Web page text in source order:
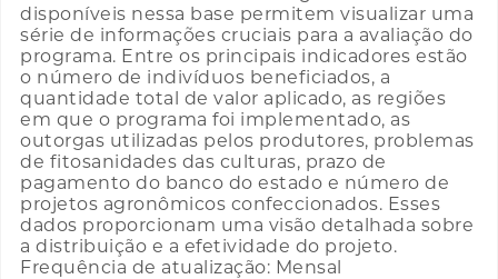
disponíveis nessa base permitem visualizar uma
série de informações cruciais para a avaliação do
programa. Entre os principais indicadores estão
o número de indivíduos beneficiados, a
quantidade total de valor aplicado, as regiões
em que o programa foi implementado, as
outorgas utilizadas pelos produtores, problemas
de fitosanidades das culturas, prazo de
pagamento do banco do estado e número de
projetos agronômicos confeccionados. Esses
dados proporcionam uma visão detalhada sobre
a distribuição e a efetividade do projeto.
Frequência de atualização: Mensal